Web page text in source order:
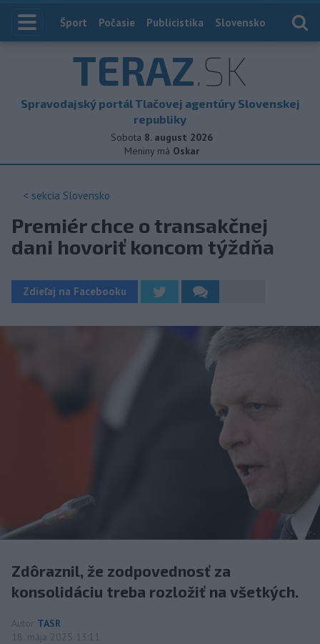
Index
Šport Počasie Publicistika Slovensko
TERAZ.SK
Spravodajský portál Tlačovej agentúry Slovenskej
republiky
Sobota 8. august 2026
Meniny má Oskar
< sekcia Slovensko
Premiér chce o transakčnej
dani hovoriť koncom týždňa
Zdieľaj na Facebooku
Zdôraznil, že zodpovednosť za
konsolidáciu treba rozložiť na všetkých.
Autor TASR
18. mája 2025 13:11